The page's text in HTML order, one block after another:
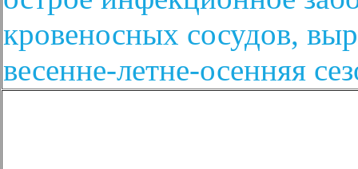
кровеносных сосудов,
весенне-летне-осенняя